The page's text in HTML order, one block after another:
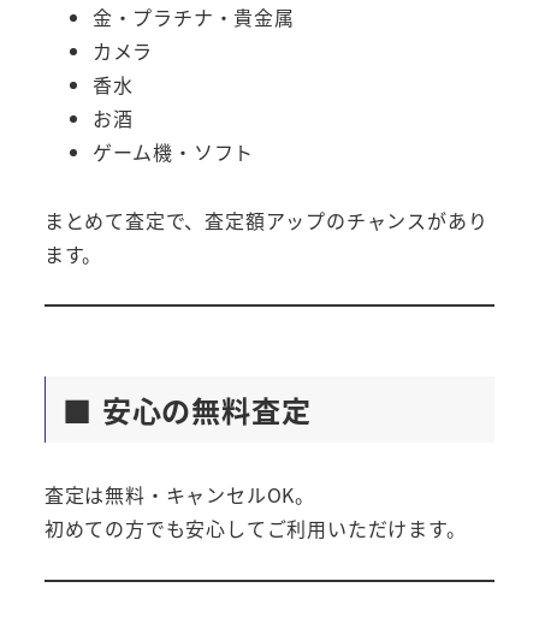
金・プラチナ・貴金属
カメラ
香水
お酒
ゲーム機・ソフト
まとめて査定で、査定額アップのチャンスがあり
ます。
■ 安心の無料査定
査定は無料・キャンセルOK。
初めての方でも安心してご利用いただけます。